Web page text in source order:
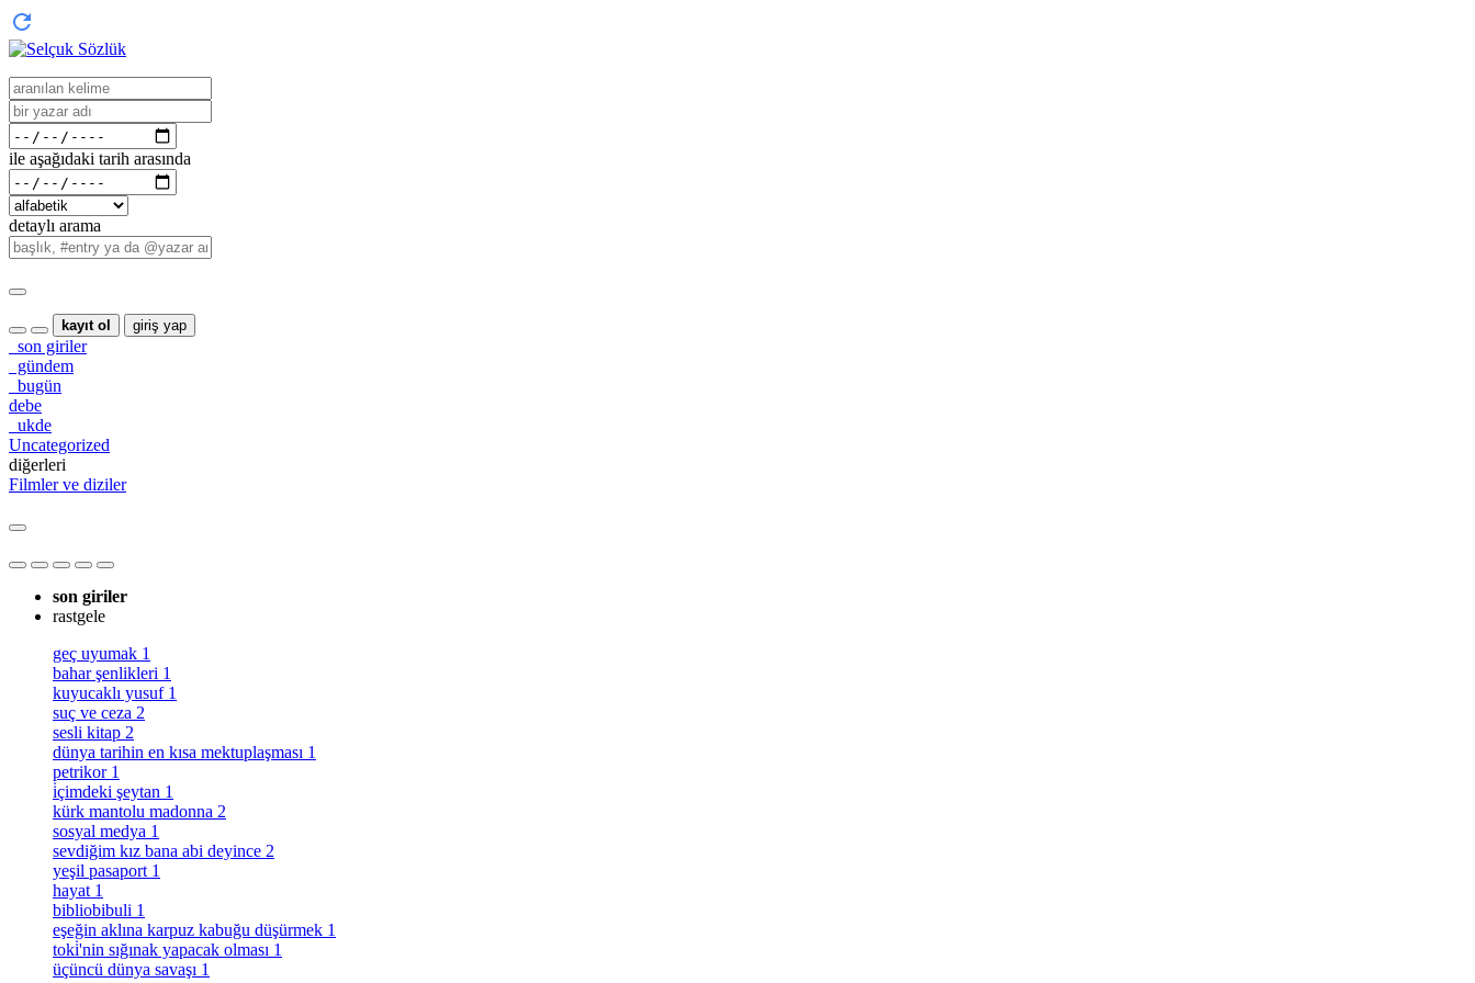
ile aşağıdaki tarih arasında
detaylı arama
kayıt ol giriş yap
son giriler
gündem
bugün
debe
ukde
Uncategorized
diğerleri
Filmler ve diziler
son giriler
rastgele
geç uyumak 1
bahar şenlikleri 1
kuyucaklı yusuf 1
suç ve ceza 2
sesli kitap 2
dünya tarihin en kısa mektuplaşması 1
petrikor 1
i̇çimdeki şeytan 1
kürk mantolu madonna 2
sosyal medya 1
sevdiğim kız bana abi deyince 2
yeşil pasaport 1
hayat 1
bibliobibuli 1
eşeğin aklına karpuz kabuğu düşürmek 1
toki̇'nin sığınak yapacak olması 1
üçüncü dünya savaşı 1